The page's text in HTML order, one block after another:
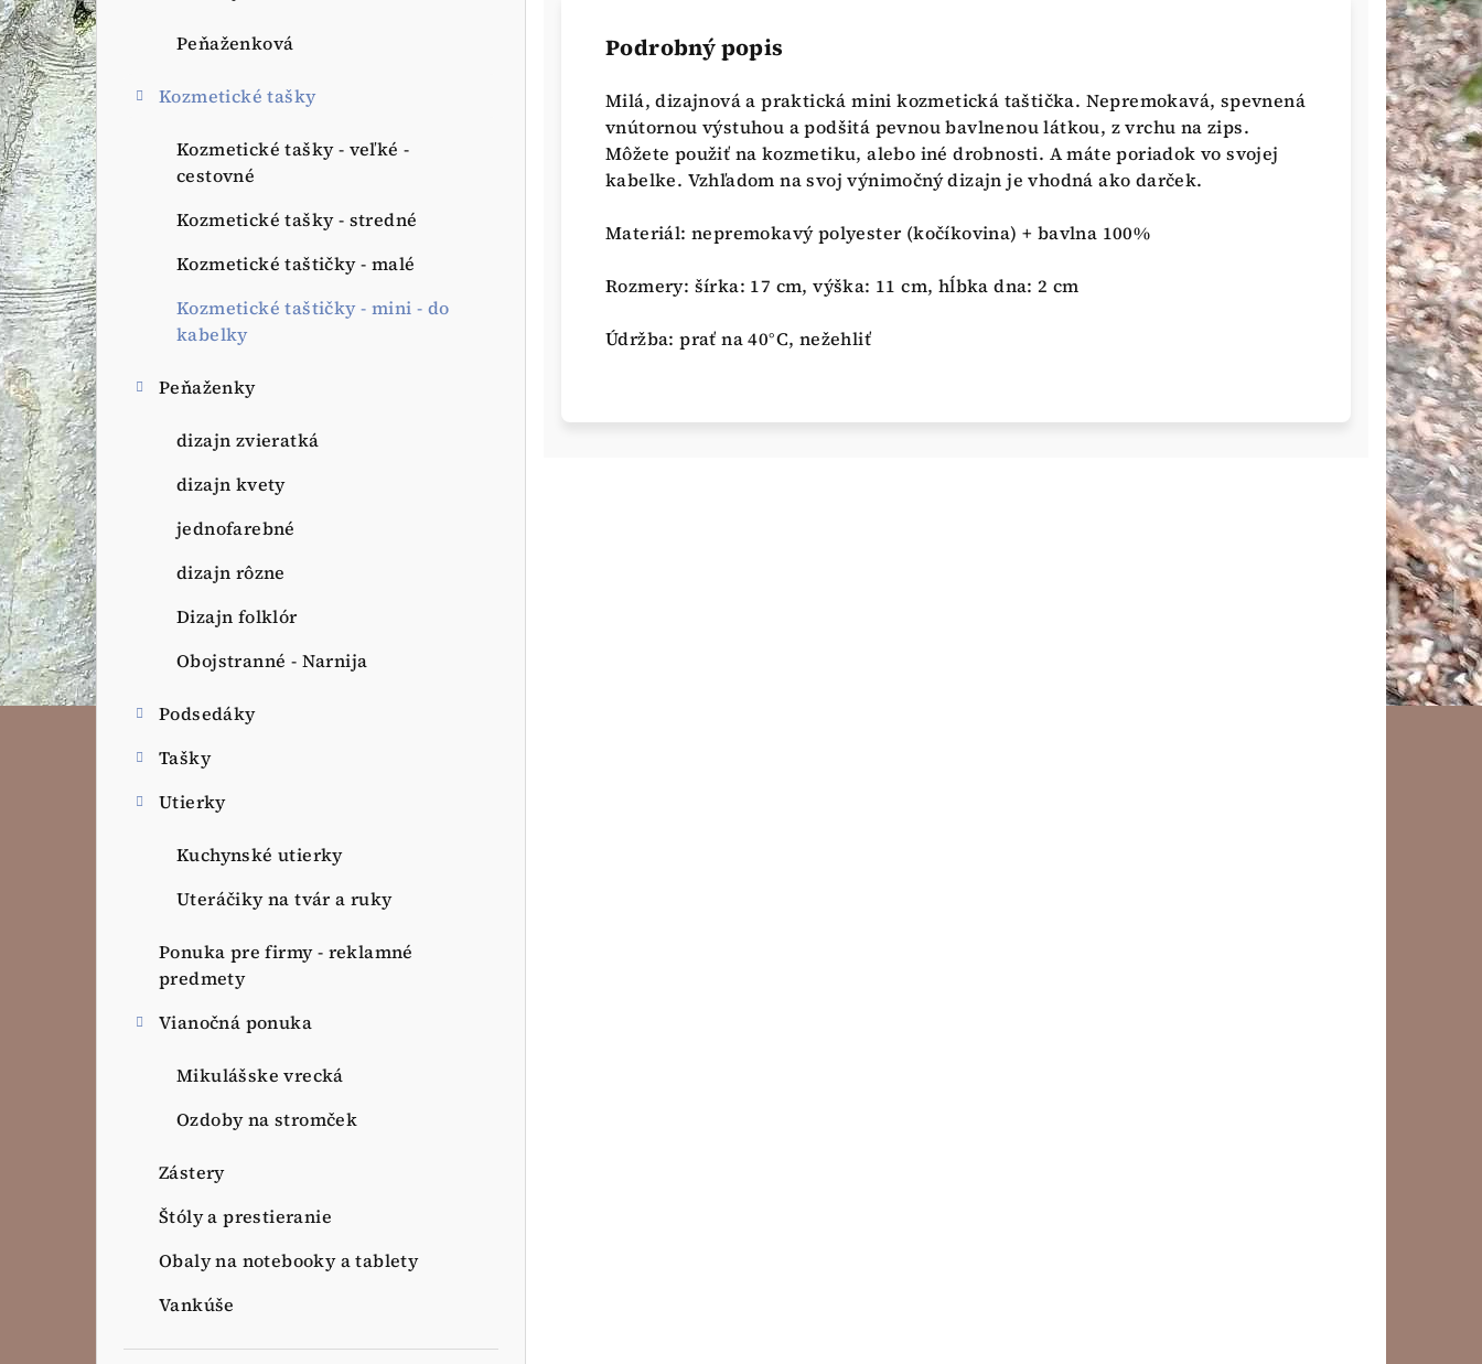
Peňaženková
Kozmetické tašky
Kozmetické tašky - veľké -
cestovné
Kozmetické tašky - stredné
Kozmetické taštičky - malé
Kozmetické taštičky - mini - do
kabelky
Peňaženky
dizajn zvieratká
dizajn kvety
jednofarebné
dizajn rôzne
Dizajn folklór
Obojstranné - Narnija
Podsedáky
Tašky
Utierky
Kuchynské utierky
Uteráčiky na tvár a ruky
Ponuka pre firmy - reklamné
predmety
Vianočná ponuka
Mikulášske vrecká
Ozdoby na stromček
Zástery
Štóly a prestieranie
Obaly na notebooky a tablety
Vankúše
Podrobný popis
Milá, dizajnová a praktická mini kozmetická taštička. Nepremokavá, spevnená
vnútornou výstuhou a podšitá pevnou bavlnenou látkou, z vrchu na zips.
Môžete použiť na kozmetiku, alebo iné drobnosti. A máte poriadok vo svojej
kabelke. Vzhľadom na svoj výnimočný dizajn je vhodná ako darček.
Materiál: nepremokavý polyester (kočíkovina) + bavlna 100%
Rozmery: šírka: 17 cm, výška: 11 cm, hĺbka dna: 2 cm
Údržba: prať na 40°C, nežehliť